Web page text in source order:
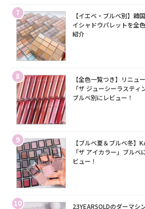
7
【イエベ・ブルベ別】韓
イシャドウパレットを全
紹介
8
【全色一覧つき】リニュ
「ザ ジューシーラスティ
ブルベ別にレビュー！
9
【ブルベ夏＆ブルベ冬】
「ザ アイカラー」ブル
ビュー！
10
23YEARSOLDのダーマシ